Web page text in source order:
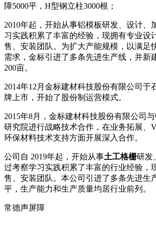
障5000平，H型钢立柱3000根；
2010年起，开始从事铝模板研发、设计、
习实践积累了丰富的经验，现拥有专业设
售、安装团队。为扩大产能规模，以满足
需求，金标引进了多条先进生产线，并新
200亩。
2014年12月金标建材科技股份有限公司于
牌上市，开始了股份制运营模式。
2015年8月，金标建材科技股份有限公司
研究院进行战略技术合作，在业务拓展、
环保材料技术支持方面开展深入合作。
公司自 2019年起，开始从事土工格栅研发
过考察学习实践积累了丰富的行业经验，
售、安装团队。本公司引进了多条先进生
平，生产能力和生产质量均居行业前列。
常德声屏障